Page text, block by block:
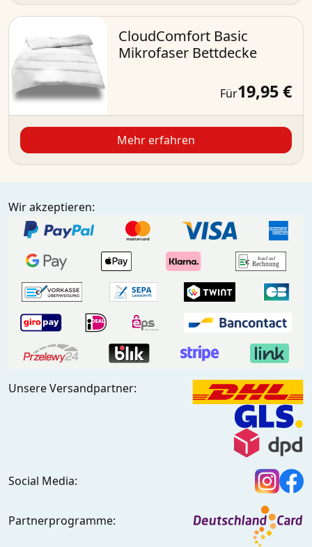
CloudComfort Basic
Mikrofaser Bettdecke
Für19,95 €
Mehr erfahren
Wir akzeptieren:
Unsere Versandpartner:
Social Media:
Partnerprogramme: